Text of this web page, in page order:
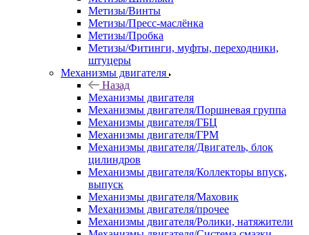
Метизы/Винты
Метизы/Пресс-маслёнка
Метизы/Пробка
Метизы/Фитинги, муфты, переходники,
штуцеры
Механизмы двигателя
Назад
Механизмы двигателя
Механизмы двигателя/Поршневая группа
Механизмы двигателя/ГБЦ
Механизмы двигателя/ГРМ
Механизмы двигателя/Двигатель, блок
цилиндров
Механизмы двигателя/Коллекторы впуск,
выпуск
Механизмы двигателя/Маховик
Механизмы двигателя/прочее
Механизмы двигателя/Ролики, натяжители